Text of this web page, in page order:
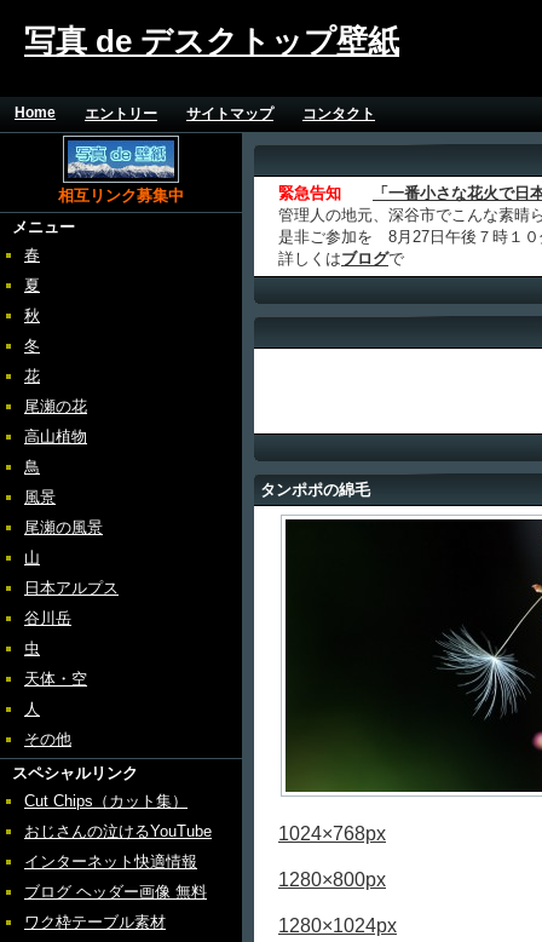
写真 de デスクトップ壁紙
Home エントリー サイトマップ コンタクト
相互リンク募集中
メニュー
春
夏
秋
冬
花
尾瀬の花
高山植物
鳥
風景
尾瀬の風景
山
日本アルプス
谷川岳
虫
天体・空
人
その他
スペシャルリンク
Cut Chips（カット集）
おじさんの泣けるYouTube
インターネット快適情報
ブログ ヘッダー画像 無料
ワク枠テーブル素材
緊急告知
「一番小さな花火で日
管理人の地元、深谷市でこんな素晴
是非ご参加を 8月27日午後７時１０
詳しくはブログで
タンポポの綿毛
1024×768px
1280×800px
1280×1024px